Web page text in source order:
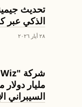
تحديث
الذكي عبر
٢٨ أيار ٢٠٢٦
مليار
السيبراني